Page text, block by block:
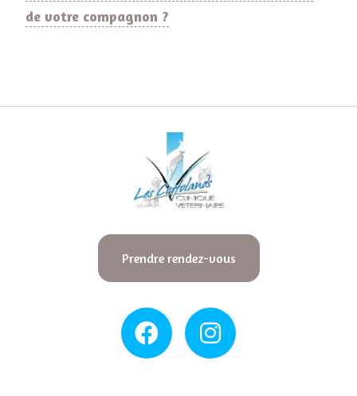
de votre compagnon ?
Prendre rendez-vous